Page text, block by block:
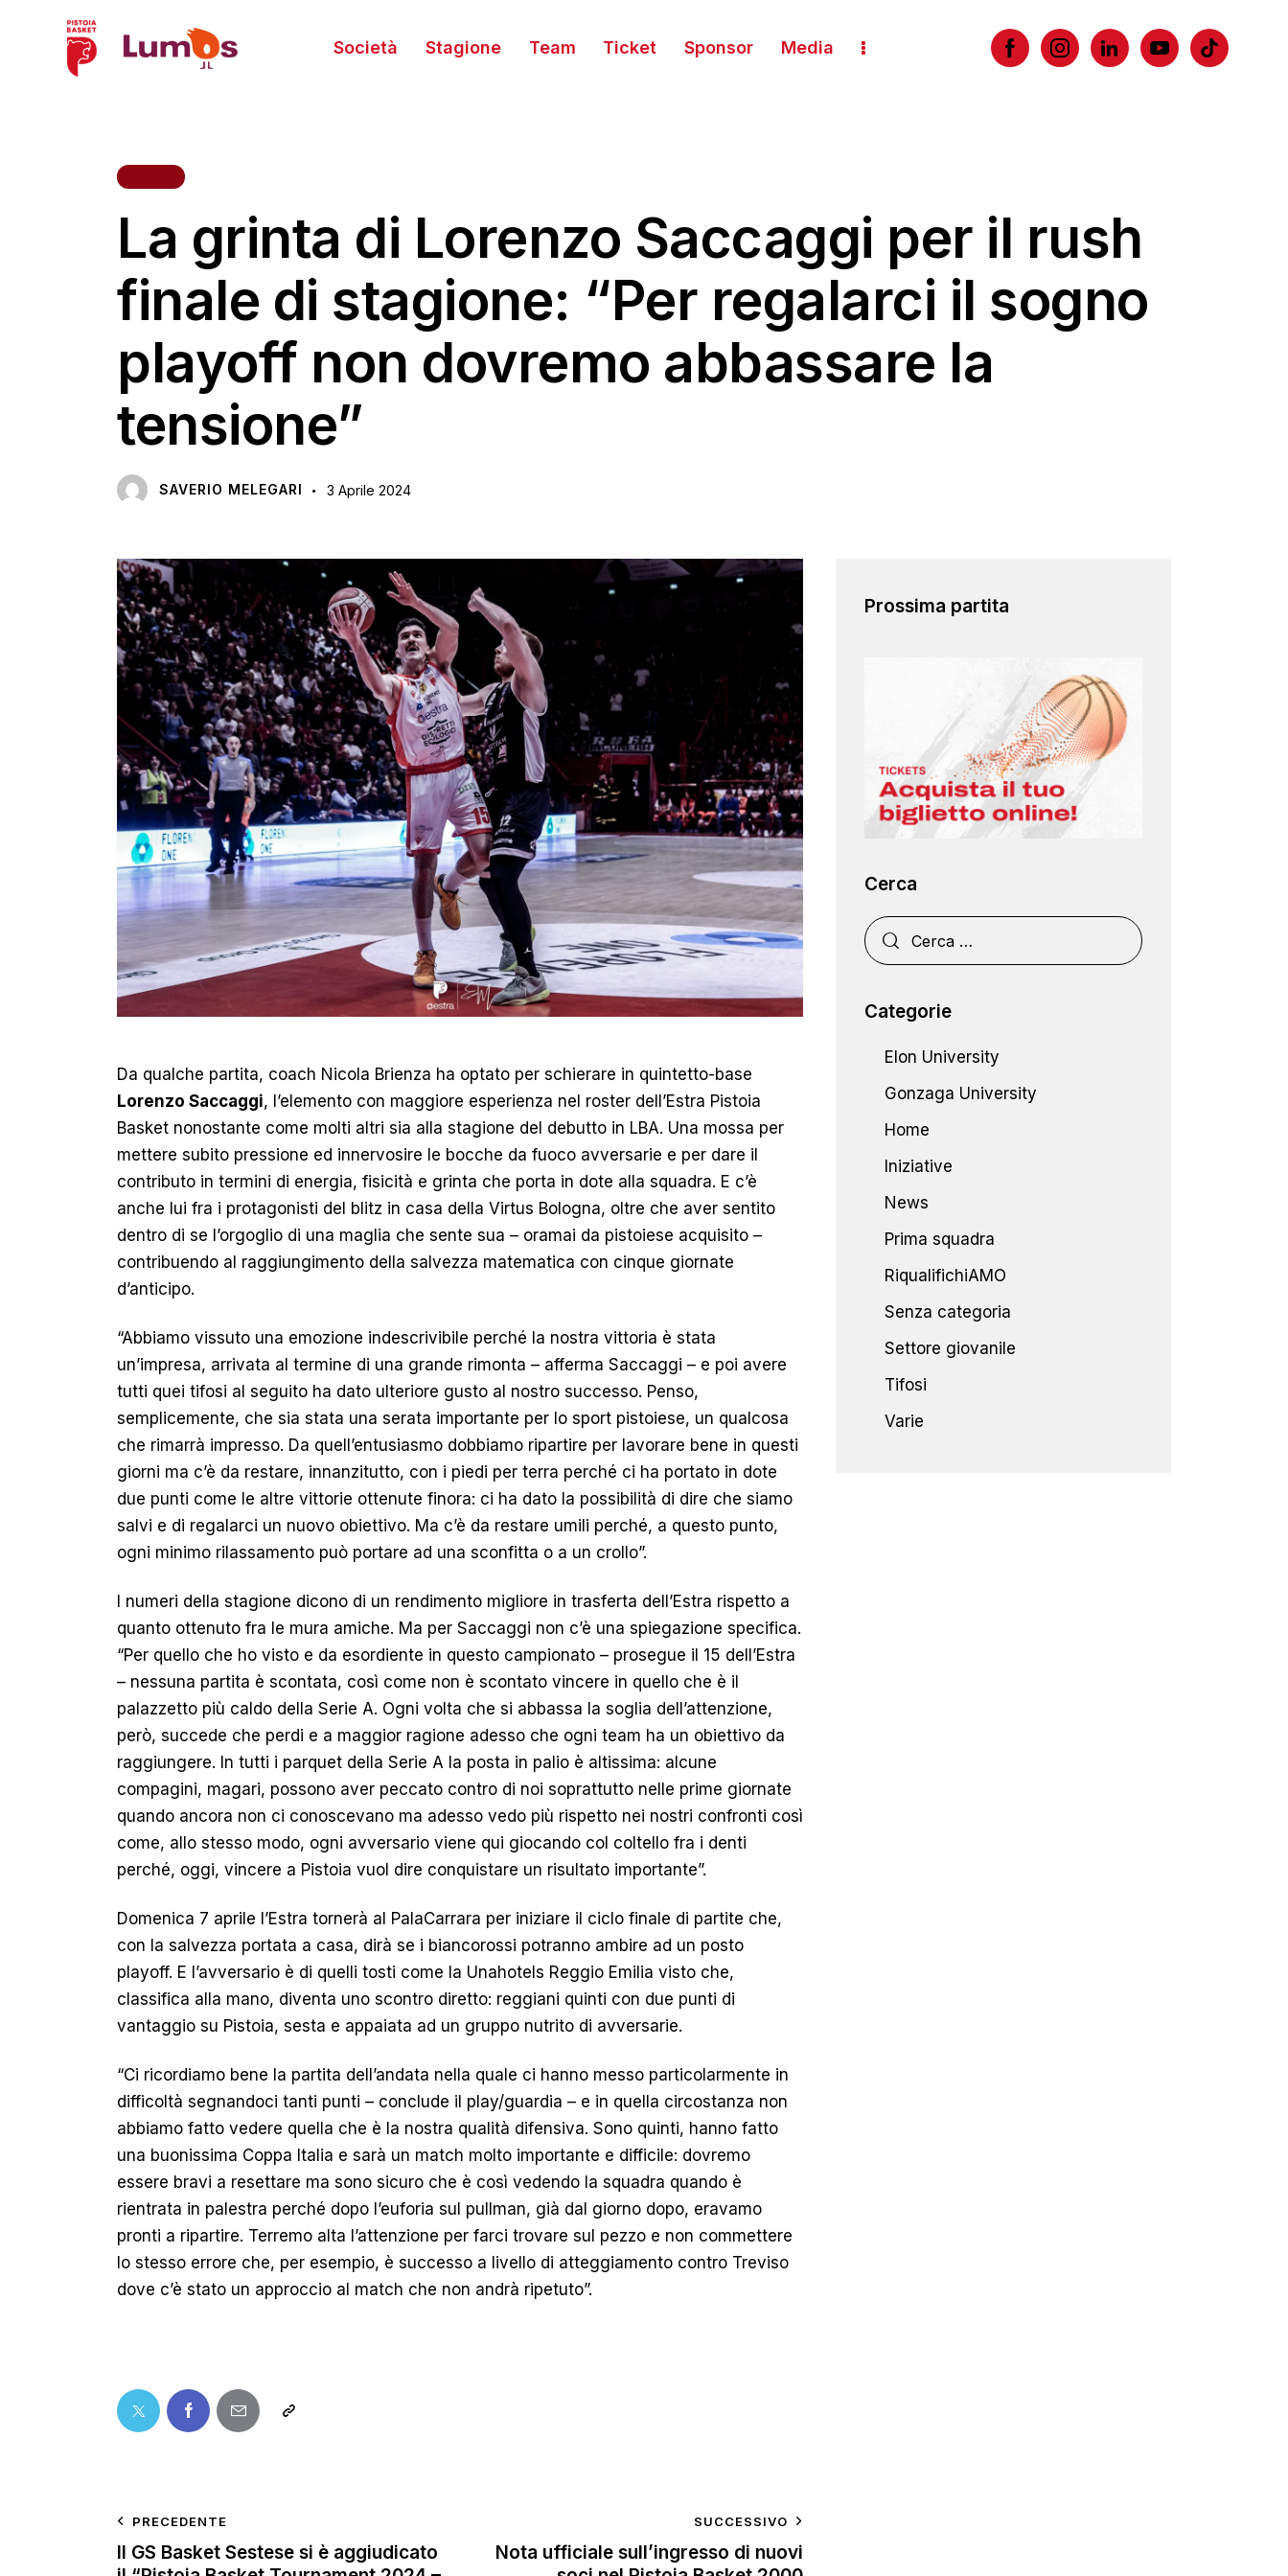
Società Stagione Team Ticket Sponsor Media
La grinta di Lorenzo Saccaggi per il rush
finale di stagione: “Per regalarci il sogno
playoff non dovremo abbassare la
tensione”
SAVERIO MELEGARI 3 Aprile 2024
Da qualche partita, coach Nicola Brienza ha optato per schierare in quintetto-base
Lorenzo Saccaggi, l’elemento con maggiore esperienza nel roster dell’Estra Pistoia
Basket nonostante come molti altri sia alla stagione del debutto in LBA. Una mossa per
mettere subito pressione ed innervosire le bocche da fuoco avversarie e per dare il
contributo in termini di energia, fisicità e grinta che porta in dote alla squadra. E c’è
anche lui fra i protagonisti del blitz in casa della Virtus Bologna, oltre che aver sentito
dentro di se l’orgoglio di una maglia che sente sua – oramai da pistoiese acquisito –
contribuendo al raggiungimento della salvezza matematica con cinque giornate
d’anticipo.
“Abbiamo vissuto una emozione indescrivibile perché la nostra vittoria è stata
un’impresa, arrivata al termine di una grande rimonta – afferma Saccaggi – e poi avere
tutti quei tifosi al seguito ha dato ulteriore gusto al nostro successo. Penso,
semplicemente, che sia stata una serata importante per lo sport pistoiese, un qualcosa
che rimarrà impresso. Da quell’entusiasmo dobbiamo ripartire per lavorare bene in questi
giorni ma c’è da restare, innanzitutto, con i piedi per terra perché ci ha portato in dote
due punti come le altre vittorie ottenute finora: ci ha dato la possibilità di dire che siamo
salvi e di regalarci un nuovo obiettivo. Ma c’è da restare umili perché, a questo punto,
ogni minimo rilassamento può portare ad una sconfitta o a un crollo”.
I numeri della stagione dicono di un rendimento migliore in trasferta dell’Estra rispetto a
quanto ottenuto fra le mura amiche. Ma per Saccaggi non c’è una spiegazione specifica.
“Per quello che ho visto e da esordiente in questo campionato – prosegue il 15 dell’Estra
– nessuna partita è scontata, così come non è scontato vincere in quello che è il
palazzetto più caldo della Serie A. Ogni volta che si abbassa la soglia dell’attenzione,
però, succede che perdi e a maggior ragione adesso che ogni team ha un obiettivo da
raggiungere. In tutti i parquet della Serie A la posta in palio è altissima: alcune
compagini, magari, possono aver peccato contro di noi soprattutto nelle prime giornate
quando ancora non ci conoscevano ma adesso vedo più rispetto nei nostri confronti così
come, allo stesso modo, ogni avversario viene qui giocando col coltello fra i denti
perché, oggi, vincere a Pistoia vuol dire conquistare un risultato importante”.
Domenica 7 aprile l’Estra tornerà al PalaCarrara per iniziare il ciclo finale di partite che,
con la salvezza portata a casa, dirà se i biancorossi potranno ambire ad un posto
playoff. E l’avversario è di quelli tosti come la Unahotels Reggio Emilia visto che,
classifica alla mano, diventa uno scontro diretto: reggiani quinti con due punti di
vantaggio su Pistoia, sesta e appaiata ad un gruppo nutrito di avversarie.
“Ci ricordiamo bene la partita dell’andata nella quale ci hanno messo particolarmente in
difficoltà segnandoci tanti punti – conclude il play/guardia – e in quella circostanza non
abbiamo fatto vedere quella che è la nostra qualità difensiva. Sono quinti, hanno fatto
una buonissima Coppa Italia e sarà un match molto importante e difficile: dovremo
essere bravi a resettare ma sono sicuro che è così vedendo la squadra quando è
rientrata in palestra perché dopo l’euforia sul pullman, già dal giorno dopo, eravamo
pronti a ripartire. Terremo alta l’attenzione per farci trovare sul pezzo e non commettere
lo stesso errore che, per esempio, è successo a livello di atteggiamento contro Treviso
dove c’è stato un approccio al match che non andrà ripetuto”.
PRECEDENTE
Il GS Basket Sestese si è aggiudicato
SUCCESSIVO
Nota ufficiale sull’ingresso di nuovi
Prossima partita
Cerca
Categorie
Elon University
Gonzaga University
Home
Iniziative
News
Prima squadra
RiqualifichiAMO
Senza categoria
Settore giovanile
Tifosi
Varie